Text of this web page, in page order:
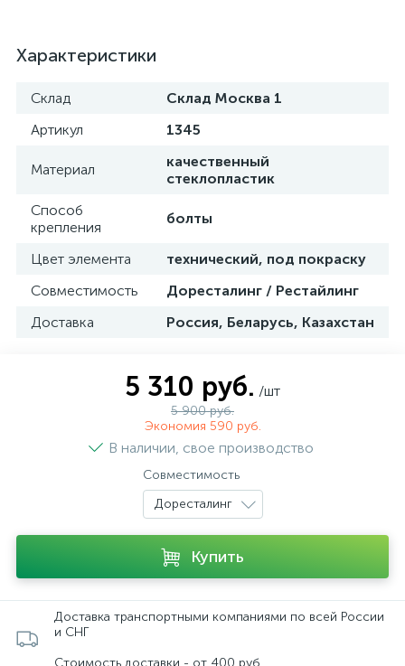
Характеристики
Склад
Склад Москва 1
Артикул
1345
Материал
качественный
стеклопластик
Способ
крепления
болты
Цвет элемента
технический, под покраску
Совместимость
Доресталинг / Рестайлинг
Доставка
Россия, Беларусь, Казахстан
5 310 руб. /шт
5 900 руб.
Экономия 590 руб.
В наличии, свое производство
Совместимость
Доресталинг
Купить
Доставка транспортными компаниями по всей России
и СНГ
Стоимость доставки - от 400 руб